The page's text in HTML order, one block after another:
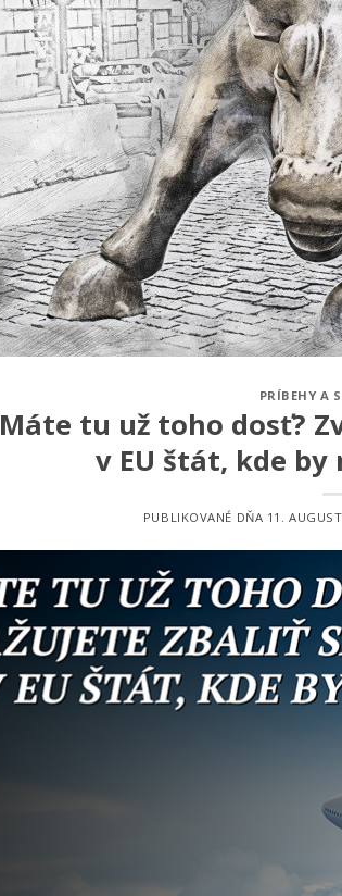
PRÍBEHY A
Máte tu už toho dosť?
v EU štát, kde
PUBLIKOVANÉ DŇA 11.